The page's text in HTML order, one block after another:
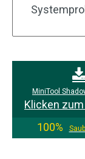
MiniTool
Klicken
100%